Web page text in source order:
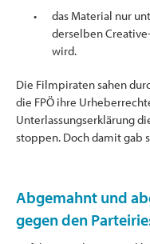
das Material nur
derselben
wird.
Die Filmpiraten sahen
die FPÖ ihre
Unterlassungserklärung
stoppen. Doch damit gab
Abgemahnt und
gegen den